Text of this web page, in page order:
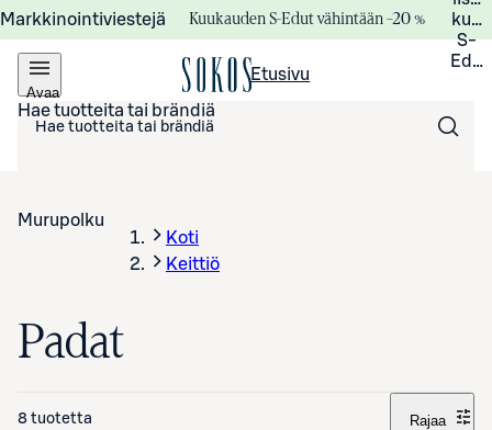
Markkinointiviestejä Kuukauden S-Edut vähintään –20 %
S-
Avaa
valikko
Etusivu
Hae tuotteita tai brändiä
Murupolku
Koti
Keittiö
Padat
8 tuotetta Rajaa